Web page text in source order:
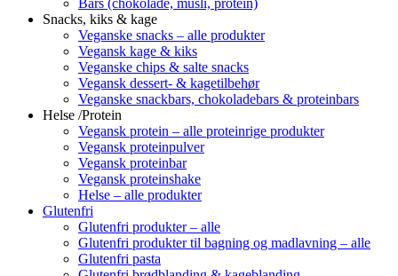
Snacks, kiks & kage
Veganske snacks – alle produkter
Vegansk kage & kiks
Veganske chips & salte snacks
Vegansk dessert- & kagetilbehør
Veganske snackbars, chokoladebars & proteinbars
Helse /Protein
Vegansk protein – alle proteinrige produkter
Vegansk proteinpulver
Vegansk proteinbar
Vegansk proteinshake
Helse – alle produkter
Glutenfri
Glutenfri produkter – alle
Glutenfri produkter til bagning og madlavning – alle
Glutenfri pasta